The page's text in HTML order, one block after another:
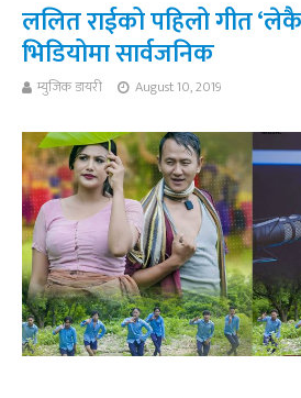
ललित राईको पहिलो गीत
भिडियोमा सार्वजनिक
म्युजिक डायरी August 10, 2019